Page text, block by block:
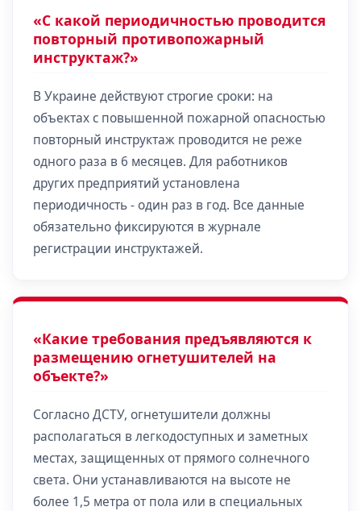
«С какой периодичностью проводится
повторный противопожарный
инструктаж?»
В Украине действуют строгие сроки: на
объектах с повышенной пожарной опасностью
повторный инструктаж проводится не реже
одного раза в 6 месяцев. Для работников
других предприятий установлена
периодичность - один раз в год. Все данные
обязательно фиксируются в журнале
регистрации инструктажей.
«Какие требования предъявляются к
размещению огнетушителей на
объекте?»
Согласно ДСТУ, огнетушители должны
располагаться в легкодоступных и заметных
местах, защищенных от прямого солнечного
света. Они устанавливаются на высоте не
более 1,5 метра от пола или в специальных